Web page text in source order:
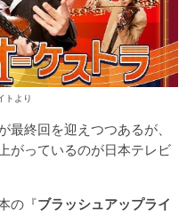
ト より
終回を迎えつつあるが、
がっているのが日本テレビ
の『ブラッシュアップライ